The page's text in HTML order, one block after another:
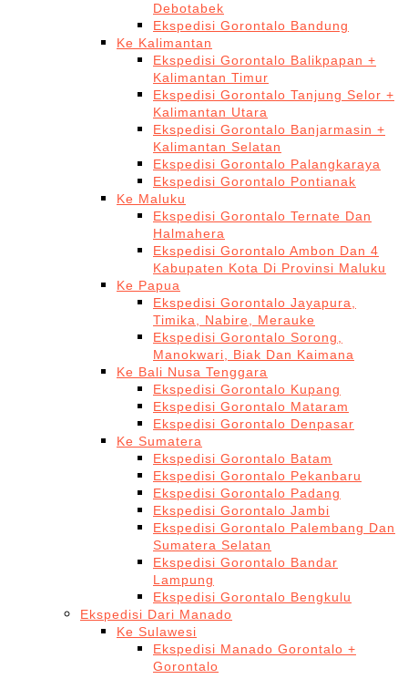
Debotabek
Ekspedisi Gorontalo Bandung
Ke Kalimantan
Ekspedisi Gorontalo Balikpapan +
Kalimantan Timur
Ekspedisi Gorontalo Tanjung Selor +
Kalimantan Utara
Ekspedisi Gorontalo Banjarmasin +
Kalimantan Selatan
Ekspedisi Gorontalo Palangkaraya
Ekspedisi Gorontalo Pontianak
Ke Maluku
Ekspedisi Gorontalo Ternate Dan
Halmahera
Ekspedisi Gorontalo Ambon Dan 4
Kabupaten Kota Di Provinsi Maluku
Ke Papua
Ekspedisi Gorontalo Jayapura,
Timika, Nabire, Merauke
Ekspedisi Gorontalo Sorong,
Manokwari, Biak Dan Kaimana
Ke Bali Nusa Tenggara
Ekspedisi Gorontalo Kupang
Ekspedisi Gorontalo Mataram
Ekspedisi Gorontalo Denpasar
Ke Sumatera
Ekspedisi Gorontalo Batam
Ekspedisi Gorontalo Pekanbaru
Ekspedisi Gorontalo Padang
Ekspedisi Gorontalo Jambi
Ekspedisi Gorontalo Palembang Dan
Sumatera Selatan
Ekspedisi Gorontalo Bandar
Lampung
Ekspedisi Gorontalo Bengkulu
Ekspedisi Dari Manado
Ke Sulawesi
Ekspedisi Manado Gorontalo +
Gorontalo